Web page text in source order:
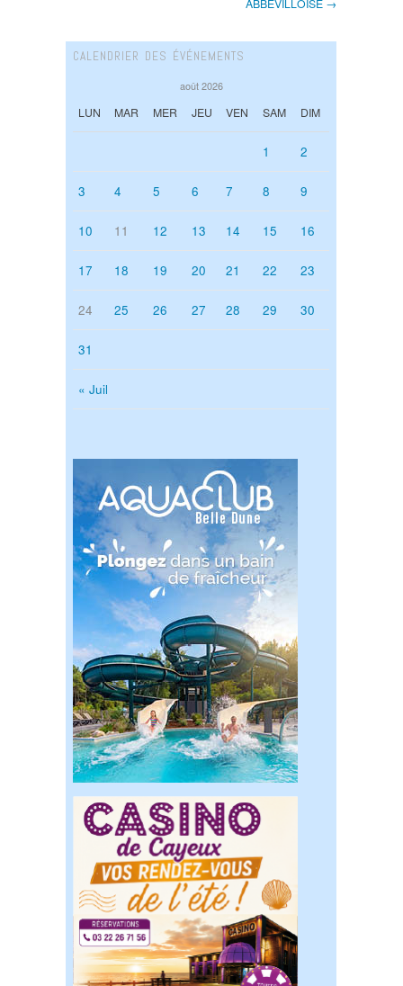
ABBEVILLOISE →
CALENDRIER DES ÉVÉNEMENTS
août 2026
LUN MAR MER JEU VEN SAM DIM
« Juil
1 2
3 4 5 6 7 8 9
10 11 12 13 14 15 16
17 18 19 20 21 22 23
24 25 26 27 28 29 30
31